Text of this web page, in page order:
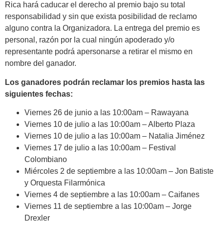
Rica hará caducar el derecho al premio bajo su total
responsabilidad y sin que exista posibilidad de reclamo
alguno contra la Organizadora. La entrega del premio es
personal, razón por la cual ningún apoderado y/o
representante podrá apersonarse a retirar el mismo en
nombre del ganador.
Los ganadores podrán reclamar los premios hasta las
siguientes fechas:
Viernes 26 de junio a las 10:00am – Rawayana
Viernes 10 de julio a las 10:00am – Alberto Plaza
Viernes 10 de julio a las 10:00am – Natalia Jiménez
Viernes 17 de julio a las 10:00am – Festival
Colombiano
Miércoles 2 de septiembre a las 10:00am – Jon Batiste
y Orquesta Filarmónica
Viernes 4 de septiembre a las 10:00am – Caifanes
Viernes 11 de septiembre a las 10:00am – Jorge
Drexler